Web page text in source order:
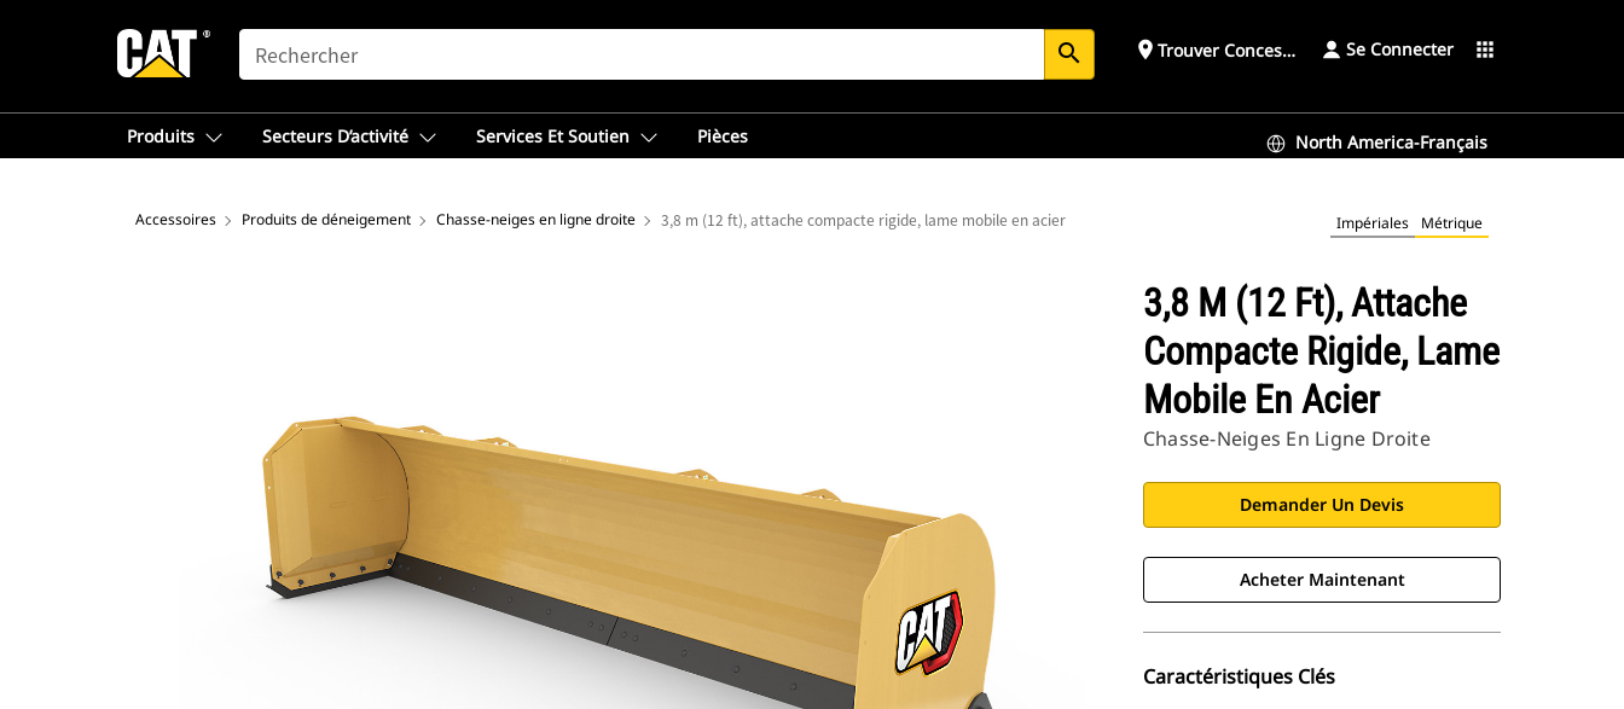
SEARCH search place Trouver ConcessionnaireSe Connecter apps
Produits Secteurs D’activité Services Et Soutien Pièces North America-Français
Accessoires Produits de déneigement Chasse-neiges en ligne droite 3,8 m (12 ft), attache compacte rigide, lame mobile en acier Impériales Métrique
3,8 M (12 Ft), Attache
Compacte Rigide, Lame
Mobile En Acier
Chasse-Neiges En Ligne Droite
Demander Un Devis
Acheter Maintenant
Caractéristiques Clés